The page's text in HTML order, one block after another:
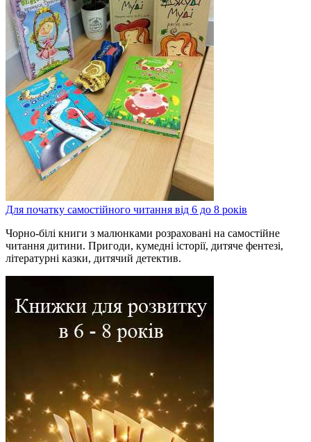
Для початку самостійного читання від 6 до 8 років
Чорно-білі книги з малюнками розраховані на самостійне
читання дитини. Пригоди, кумедні історії, дитяче фентезі,
літературні казки, дитячий детектив.